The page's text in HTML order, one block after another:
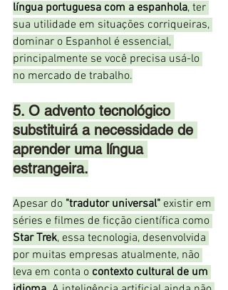
língua portuguesa com a espanhola, ter
sua utilidade em situações corriqueiras,
dominar o Espanhol é essencial,
principalmente se você precisa usá-lo
no mercado de trabalho.
5. O advento tecnológico
substituirá a necessidade de
aprender uma língua
estrangeira.
Apesar do "tradutor universal" existir em
séries e filmes de ficção científica como
Star Trek, essa tecnologia, desenvolvida
por muitas empresas atualmente, não
leva em conta o contexto cultural de um